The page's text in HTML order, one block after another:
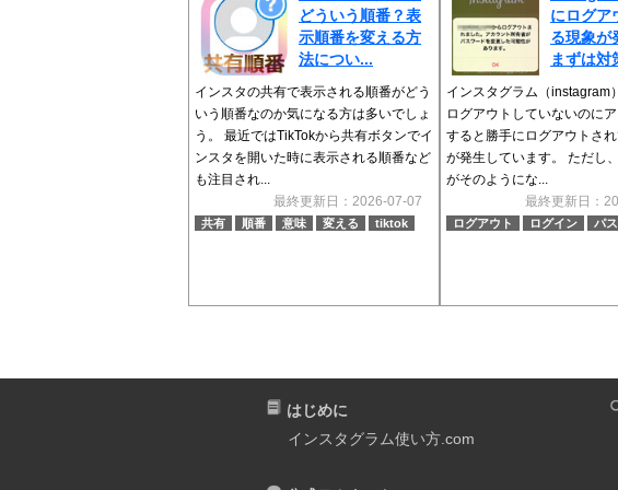
どういう順番？表
示順番を変える方
法につい...
インスタの共有で表示される順番がどう
いう順番なのか気になる方は多いでしょ
う。 最近ではTikTokから共有ボタンでイ
ンスタを開いた時に表示される順番など
も注目され...
最終更新日：2026-07-07
共有 順番 意味 変える tiktok
にログア
る現象が
まずは対
インスタグラム（instagram
ログアウトしていないのに
すると勝手にログアウトさ
が発生しています。 ただし
がそのようにな...
最終更新日：
ログアウト ログイン パ
はじめに
インスタグラム使い方.com